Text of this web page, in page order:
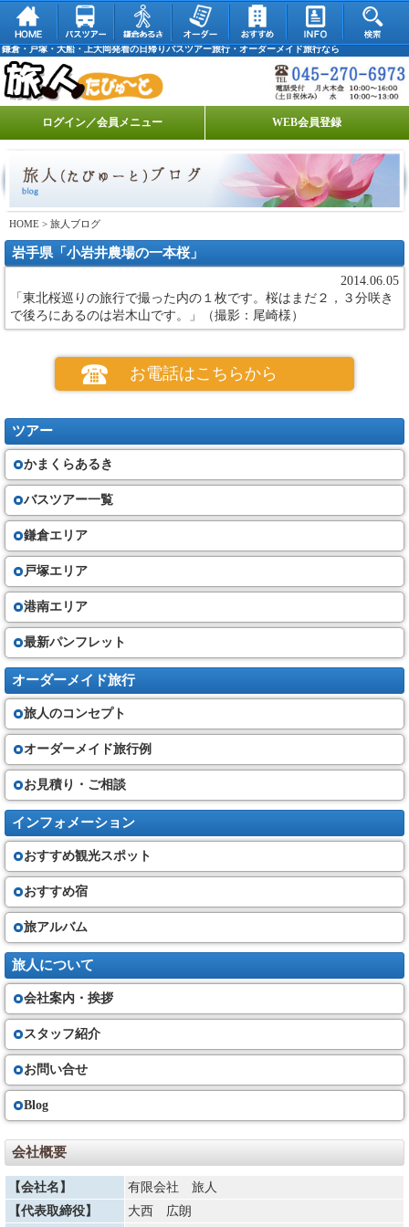
鎌倉・戸塚・大船・上大岡発着の日帰りバスツアー旅行・オーダーメイド旅行なら
ログイン／会員メニュー WEB会員登録
HOME > 旅人ブログ
岩手県「小岩井農場の一本桜」
2014.06.05
「東北桜巡りの旅行で撮った内の１枚です。桜はまだ２，３分咲き
で後ろにあるのは岩木山です。」（撮影：尾崎様）
お電話はこちらから
ツアー
かまくらあるき
バスツアー一覧
鎌倉エリア
戸塚エリア
港南エリア
最新パンフレット
オーダーメイド旅行
旅人のコンセプト
オーダーメイド旅行例
お見積り・ご相談
インフォメーション
おすすめ観光スポット
おすすめ宿
旅アルバム
旅人について
会社案内・挨拶
スタッフ紹介
お問い合せ
Blog
会社概要
【会社名】
有限会社 旅人
【代表取締役】
大西 広朗